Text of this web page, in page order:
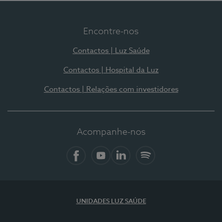
Encontre-nos
Contactos | Luz Saúde
Contactos | Hospital da Luz
Contactos | Relações com investidores
Acompanhe-nos
UNIDADES LUZ SAÚDE